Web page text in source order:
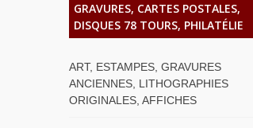
GRAVURES, CARTES POSTALES,
DISQUES 78 TOURS, PHILATÉLIE
ART, ESTAMPES, GRAVURES
ANCIENNES, LITHOGRAPHIES
ORIGINALES, AFFICHES